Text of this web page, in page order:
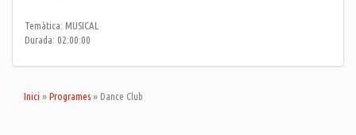
Temàtica: MUSICAL
Durada: 02:00:00
Inici » Programes » Dance Club